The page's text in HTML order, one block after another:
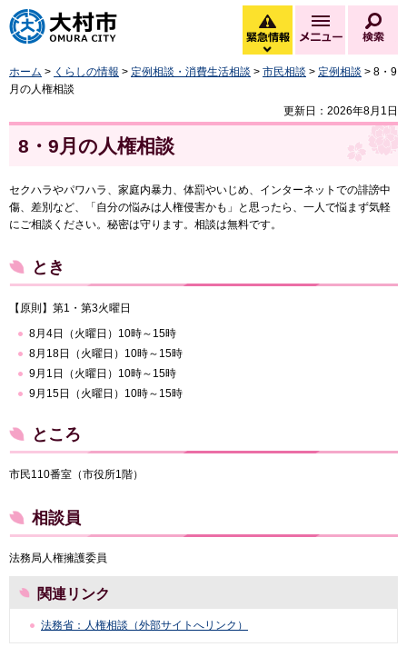
大村市
緊急情報
緊急情報を開く
メニュー
ホーム > くらしの情報 > 定例相談・消費生活相談 > 市民相談 > 定例相談 > 8・9
月の人権相談
更新日：2026年8月1日
8・9月の人権相談
セクハラやパワハラ、家庭内暴力、体罰やいじめ、インターネットでの誹謗中
傷、差別など、「自分の悩みは人権侵害かも」と思ったら、一人で悩まず気軽
にご相談ください。秘密は守ります。相談は無料です。
とき
【原則】第1・第3火曜日
8月4日（火曜日）10時～15時
8月18日（火曜日）10時～15時
9月1日（火曜日）10時～15時
9月15日（火曜日）10時～15時
ところ
市民110番室（市役所1階）
相談員
法務局人権擁護委員
関連リンク
法務省：人権相談（外部サイトへリンク）